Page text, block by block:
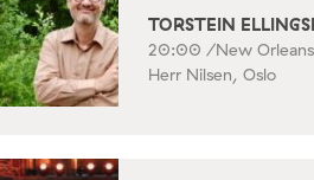
TORSTEIN
20:00 /New
Herr Nilsen, Oslo